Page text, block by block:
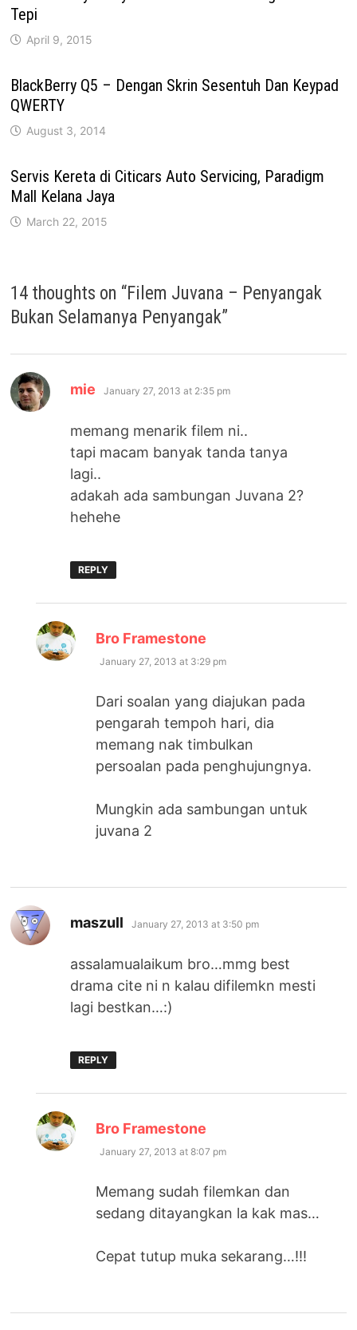
Tepi
April 9, 2015
BlackBerry Q5 – Dengan Skrin Sesentuh Dan Keypad
QWERTY
August 3, 2014
Servis Kereta di Citicars Auto Servicing, Paradigm
Mall Kelana Jaya
March 22, 2015
14 thoughts on “Filem Juvana – Penyangak
Bukan Selamanya Penyangak”
mie says:
January 27, 2013 at 2:35 pm
memang menarik filem ni..
tapi macam banyak tanda tanya
lagi..
adakah ada sambungan Juvana 2?
hehehe
REPLY
Bro Framestone
January 27, 2013 at 3:29 pm
Dari soalan yang diajukan pada
pengarah tempoh hari, dia
memang nak timbulkan
persoalan pada penghujungnya.
Mungkin ada sambungan untuk
juvana 2
maszull says:
January 27, 2013 at 3:50 pm
assalamualaikum bro…mmg best
drama cite ni n kalau difilemkn mesti
lagi bestkan…:)
REPLY
Bro Framestone
January 27, 2013 at 8:07 pm
Memang sudah filemkan dan
sedang ditayangkan la kak mas…
Cepat tutup muka sekarang…!!!